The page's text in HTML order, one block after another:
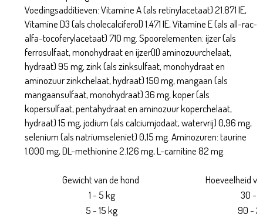
Voedingsadditieven: Vitamine A (als retinylacetaat) 21.871 IE,
Vitamine D3 (als cholecalciferol) 1.471 IE, Vitamine E (als all-rac-
alfa-tocoferylacetaat) 710 mg. Spoorelementen: ijzer (als
ferrosulfaat, monohydraat en ijzer(II) aminozuurchelaat,
hydraat) 95 mg, zink (als zinksulfaat, monohydraat en
aminozuur zinkchelaat, hydraat) 150 mg, mangaan (als
mangaansulfaat, monohydraat) 36 mg, koper (als
kopersulfaat, pentahydraat en aminozuur koperchelaat,
hydraat) 15 mg, jodium (als calciumjodaat, watervrij) 0,96 mg,
selenium (als natriumseleniet) 0,15 mg. Aminozuren: taurine
1.000 mg, DL-methionine 2.126 mg, L-carnitine 82 mg.
Gewicht van de hond
Hoeveelheid
1 - 5 kg
30 -
5 - 15 kg
90 -